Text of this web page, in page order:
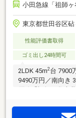
小田急線「祖師
東京都世田谷区砧
性能評価書取得
ゴミ出し24時間可
2LDK 45m2 台 7900
9490万円／南向き
原線「祖師ヶ谷大
住居専用地域に誕